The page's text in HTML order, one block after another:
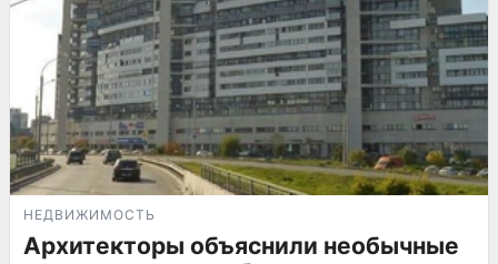
НЕДВИЖИМОСТЬ
Архитекторы объяснили необычные